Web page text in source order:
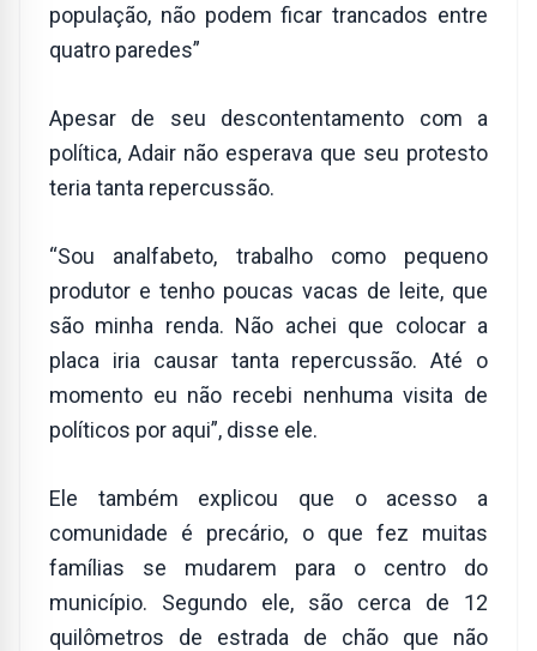
população, não podem ficar trancados entre
quatro paredes”
Apesar de seu descontentamento com a
política, Adair não esperava que seu protesto
teria tanta repercussão.
“Sou analfabeto, trabalho como pequeno
produtor e tenho poucas vacas de leite, que
são minha renda. Não achei que colocar a
placa iria causar tanta repercussão. Até o
momento eu não recebi nenhuma visita de
políticos por aqui”, disse ele.
Ele também explicou que o acesso a
comunidade é precário, o que fez muitas
famílias se mudarem para o centro do
município. Segundo ele, são cerca de 12
quilômetros de estrada de chão que não